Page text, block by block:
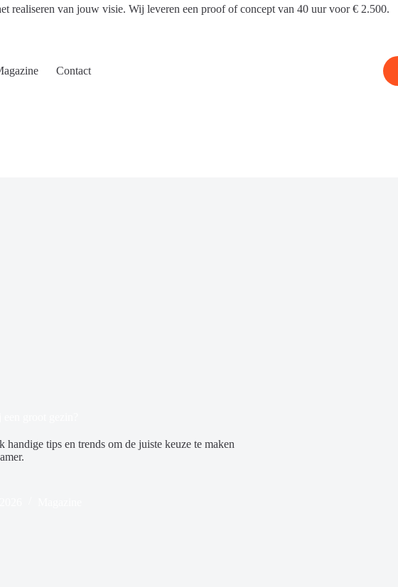
realiseren van jouw visie. Wij leveren een proof of concept van 40 uur voor € 2.500.
Contact
tips en trends om de juiste keuze te maken